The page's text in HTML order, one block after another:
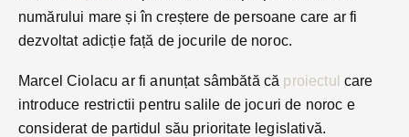
numărului mare și în creștere de persoane care ar fi
dezvoltat adicție față de jocurile de noroc.
Marcel Ciolacu ar fi anunțat sâmbătă că proiectul care
introduce restrictii pentru salile de jocuri de noroc e
considerat de partidul său prioritate legislativă.